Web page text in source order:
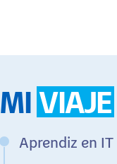
MI VIAJE
Aprendiz en IT